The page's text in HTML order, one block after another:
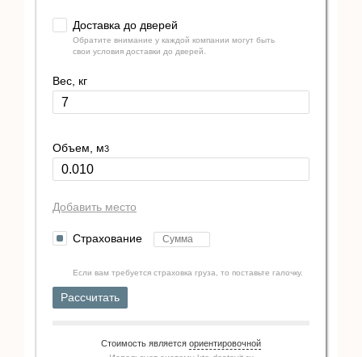
Доставка до дверей
Обратите внимание у каждой компании могут быть
свои условия доставки до дверей.
Вес, кг
Объем, м3
Добавить место
Страхование
Если вам требуется страховка груза, то поставьте галочку.
Рассчитать
Стоимость является ориентировочной